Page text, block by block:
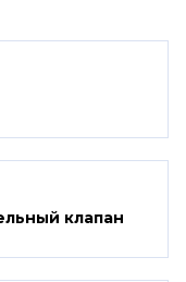
клапан